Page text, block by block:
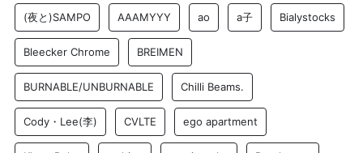
(夜と)SAMPO AAAMYYY ao a子 Bialystocks
Bleecker Chrome BREIMEN
BURNABLE/UNBURNABLE Chilli Beams.
Cody・Lee(李) CVLTE ego apartment